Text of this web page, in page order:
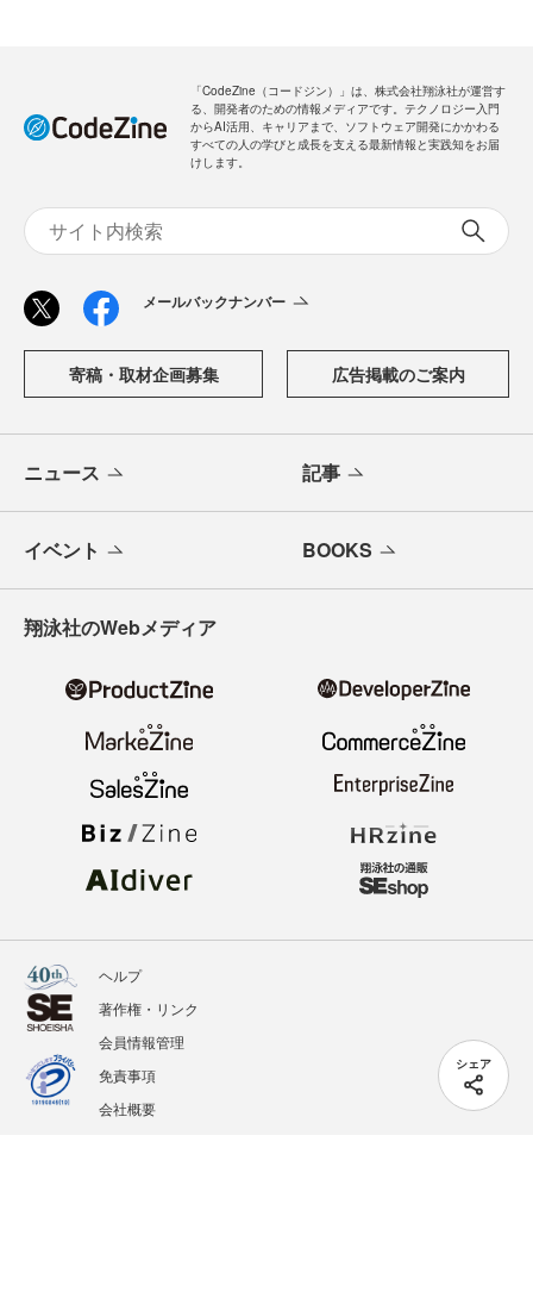
シェア
「CodeZine（コードジン）」は、株式会社翔泳社が運営す
る、開発者のための情報メディアです。テクノロジー入門
からAI活用、キャリアまで、ソフトウェア開発にかかわる
すべての人の学びと成長を支える最新情報と実践知をお届
けします。
メールバックナンバー
寄稿・取材企画募集 広告掲載のご案内
ニュース 記事
イベント BOOKS
翔泳社のWebメディア
ヘルプ
著作権・リンク
会員情報管理
免責事項
会社概要